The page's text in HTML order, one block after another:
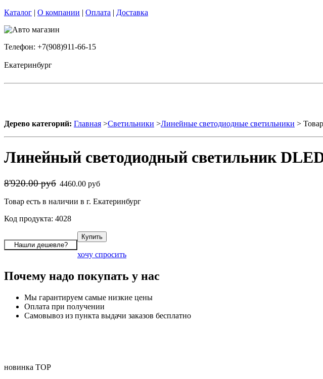
Каталог | О компании | Оплата | Доставка
Телефон: +7(908)911-66-15
Екатеринбург
Дерево категорий: Главная >Светильники >Линейные светодиодные светильники > Товар
Линейный светодиодный светильник
8'920.00 руб 4460.00 руб
Товар есть в наличии в г. Екатеринбург
Код продукта: 4028
хочу спросить
Почему надо покупать у нас
Мы гарантируем самые низкие цены
Оплата при получении
Самовывоз из пункта выдачи заказов бесплатно
новинка TOP